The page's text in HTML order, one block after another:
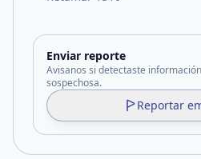
Enviar reporte
Avisanos si detectaste
sospechosa.
Reportar